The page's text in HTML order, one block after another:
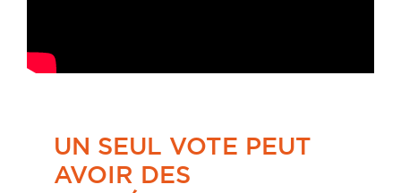
UN SEUL VOTE PEUT
AVOIR DES